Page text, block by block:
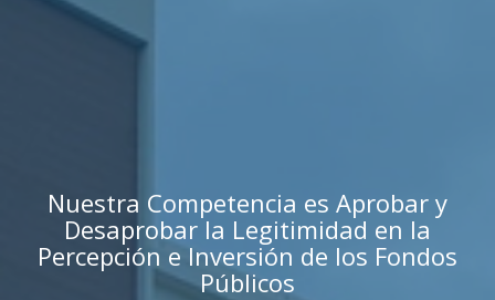
Nuestra Competencia es Aprobar y
Desaprobar la Legitimidad en la
Percepción e Inversión de los Fondos
Públicos